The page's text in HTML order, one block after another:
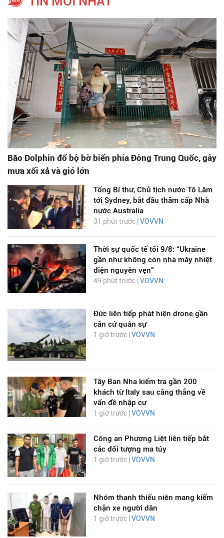
Bão Dolphin đổ bộ bờ biển phía Đông Trung Quốc, gây
mưa xối xả và gió lớn
Tổng Bí thư, Chủ tịch nước Tô Lâm
tới Sydney, bắt đầu thăm cấp Nhà
nước Australia
31 phút trước | VOVVN
Thời sự quốc tế tối 9/8: “Ukraine
gần như không còn nhà máy nhiệt
điện nguyên vẹn”
49 phút trước | VOVVN
Đức liên tiếp phát hiện drone gần
căn cứ quân sự
1 giờ trước | VOVVN
Tây Ban Nha kiểm tra gần 200
khách từ Italy sau căng thẳng về
vấn đề nhập cư
1 giờ trước |VOVVN
Công an Phương Liệt liên tiếp bắt
các đối tượng ma túy
1 giờ trước |VOVVN
Nhóm thanh thiếu niên mang kiếm
chặn xe người dân
1 giờ trước | VOVVN